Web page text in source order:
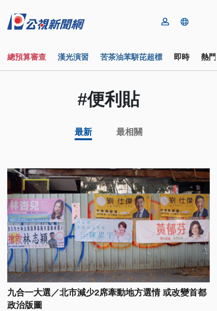
總預算審查 漢光演習 苦茶油苯駢芘超標 即時 熱
#便利貼
最新 最相關
九合一大選／北市減少2席牽動地方選情 或改變首都
政治版圖